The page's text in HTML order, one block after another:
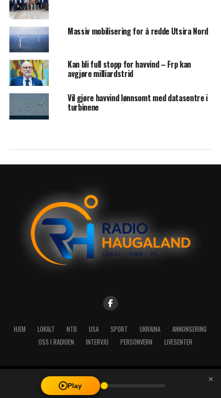
Massiv mobilisering for å redde Utsira Nord
Kan bli full stopp for havvind – Frp kan
avgjøre milliardstrid
Vil gjøre havvind lønnsomt med datasentre i
turbinene
HJEM LOKALT NTB USA SPORT UKRAINA
ANNONSERING
OSS I RADIOEN
INTERVJU PERSONVERN LIVESENTER
Copyright © 2026 A-Media AS | Radio Haugaland - Haraldsgata 114,
5527 Haugesund - Mail: post@radioh.no - Telefon: 52717273
Play
×